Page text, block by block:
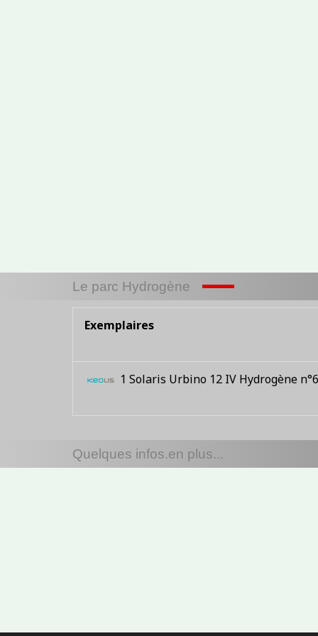
Le parc Hydrogène
Exemplaires
1 Solaris Urbino 12 IV Hydrogène
Quelques infos.en plus...